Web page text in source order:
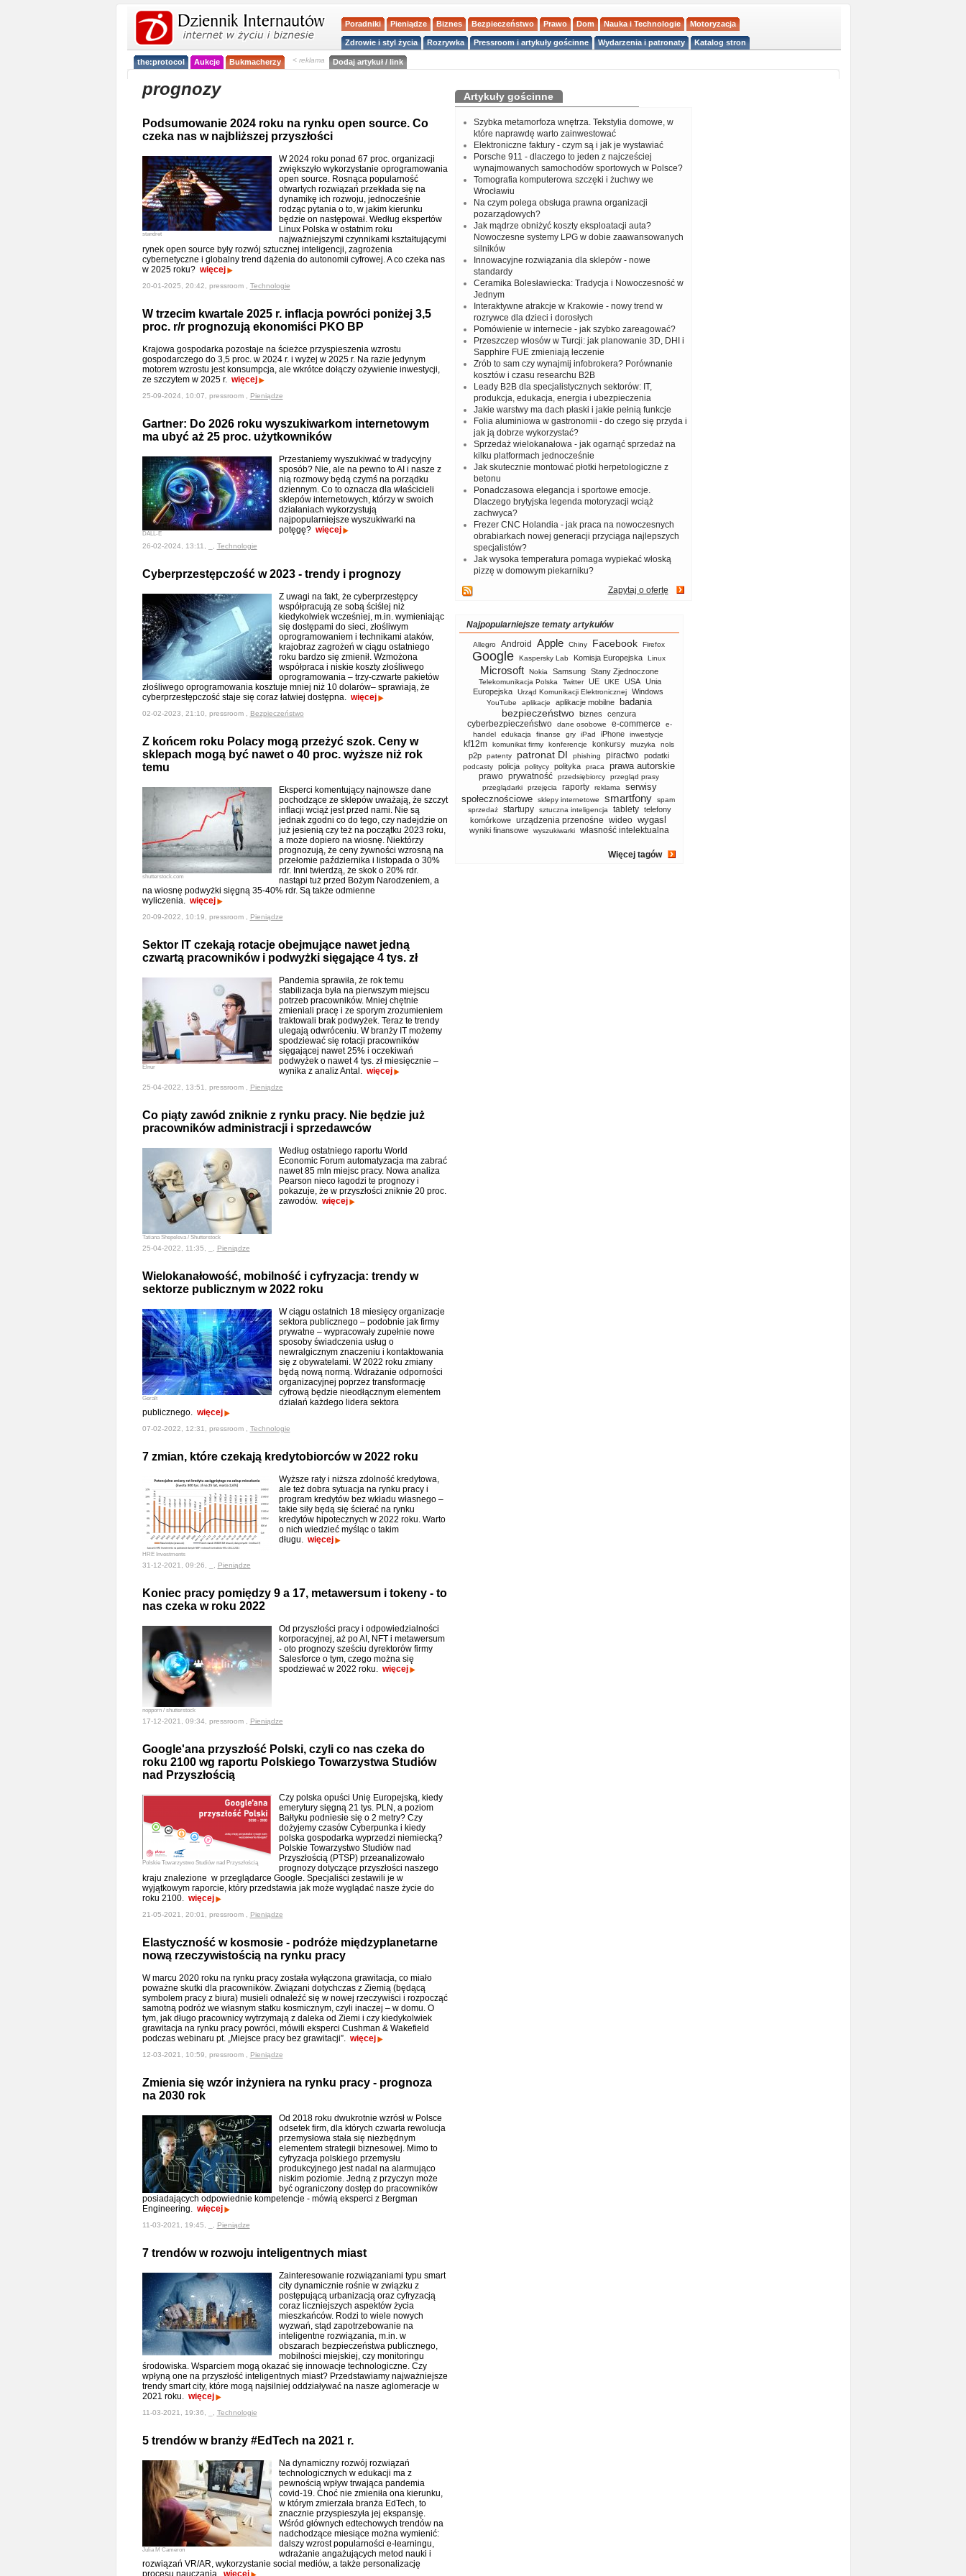
Poradniki Pieniądze Biznes Bezpieczeństwo Prawo Dom Nauka i Technologie Motoryzacja
Zdrowie i styl życia Rozrywka Pressroom i artykuły gościnne Wydarzenia i patronaty Katalog stron
the:protocol Aukcje Bukmacherzy < reklama Dodaj artykuł / link
prognozy
Podsumowanie 2024 roku na rynku open source. Co
czeka nas w najbliższej przyszłości
standret
W 2024 roku ponad 67 proc. organizacji
zwiększyło wykorzystanie oprogramowania
open source. Rosnąca popularność
otwartych rozwiązań przekłada się na
dynamikę ich rozwoju, jednocześnie
rodząc pytania o to, w jakim kierunku
będzie on następował. Według ekspertów
Linux Polska w ostatnim roku
najważniejszymi czynnikami kształtującymi
rynek open source były rozwój sztucznej inteligencji, zagrożenia
cybernetyczne i globalny trend dążenia do autonomii cyfrowej. A co czeka nas
w 2025 roku? więcej
20-01-2025, 20:42, pressroom , Technologie
W trzecim kwartale 2025 r. inflacja powróci poniżej 3,5
proc. r/r prognozują ekonomiści PKO BP
Krajowa gospodarka pozostaje na ścieżce przyspieszenia wzrostu
gospodarczego do 3,5 proc. w 2024 r. i wyżej w 2025 r. Na razie jedynym
motorem wzrostu jest konsumpcja, ale wkrótce dołączy ożywienie inwestycji,
ze szczytem w 2025 r. więcej
25-09-2024, 10:07, pressroom , Pieniądze
Gartner: Do 2026 roku wyszukiwarkom internetowym
ma ubyć aż 25 proc. użytkowników
DALL-E
Przestaniemy wyszukiwać w tradycyjny
sposób? Nie, ale na pewno to AI i nasze z
nią rozmowy będą czymś na porządku
dziennym. Co to oznacza dla właścicieli
sklepów internetowych, którzy w swoich
działaniach wykorzystują
najpopularniejsze wyszukiwarki na
potęgę? więcej
26-02-2024, 13:11, _, Technologie
Cyberprzestępczość w 2023 - trendy i prognozy
Z uwagi na fakt, że cyberprzestępcy
współpracują ze sobą ściślej niż
kiedykolwiek wcześniej, m.in. wymieniając
się dostępami do sieci, złośliwym
oprogramowaniem i technikami ataków,
krajobraz zagrożeń w ciągu ostatniego
roku bardzo się zmienił. Wzmożona
współpraca i niskie koszty złośliwego
oprogramowania – trzy-czwarte pakietów
złośliwego oprogramowania kosztuje mniej niż 10 dolarów– sprawiają, że
cyberprzestępczość staje się coraz łatwiej dostępna. więcej
02-02-2023, 21:10, pressroom , Bezpieczeństwo
Z końcem roku Polacy mogą przeżyć szok. Ceny w
sklepach mogą być nawet o 40 proc. wyższe niż rok
temu
shutterstock.com
Eksperci komentujący najnowsze dane
pochodzące ze sklepów uważają, że szczyt
inflacji wciąż jest przed nami. Nie są
jednak zgodni co do tego, czy nadejdzie on
już jesienią czy też na początku 2023 roku,
a może dopiero na wiosnę. Niektórzy
prognozują, że ceny żywności wzrosną na
przełomie października i listopada o 30%
rdr. Inni twierdzą, że skok o 20% rdr.
nastąpi tuż przed Bożym Narodzeniem, a
na wiosnę podwyżki sięgną 35-40% rdr. Są także odmienne
wyliczenia. więcej
20-09-2022, 10:19, pressroom , Pieniądze
Sektor IT czekają rotacje obejmujące nawet jedną
czwartą pracowników i podwyżki sięgające 4 tys. zł
Elnur
Pandemia sprawiła, że rok temu
stabilizacja była na pierwszym miejscu
potrzeb pracowników. Mniej chętnie
zmieniali pracę i ze sporym zrozumieniem
traktowali brak podwyżek. Teraz te trendy
ulegają odwróceniu. W branży IT możemy
spodziewać się rotacji pracowników
sięgającej nawet 25% i oczekiwań
podwyżek o nawet 4 tys. zł miesięcznie –
wynika z analiz Antal. więcej
25-04-2022, 13:51, pressroom , Pieniądze
Co piąty zawód zniknie z rynku pracy. Nie będzie już
pracowników administracji i sprzedawców
Tatiana Shepeleva / Shutterstock
Według ostatniego raportu World
Economic Forum automatyzacja ma zabrać
nawet 85 mln miejsc pracy. Nowa analiza
Pearson nieco łagodzi te prognozy i
pokazuje, że w przyszłości zniknie 20 proc.
zawodów. więcej
25-04-2022, 11:35, _, Pieniądze
Wielokanałowość, mobilność i cyfryzacja: trendy w
sektorze publicznym w 2022 roku
Geralt
W ciągu ostatnich 18 miesięcy organizacje
sektora publicznego – podobnie jak firmy
prywatne – wypracowały zupełnie nowe
sposoby świadczenia usług o
newralgicznym znaczeniu i kontaktowania
się z obywatelami. W 2022 roku zmiany
będą nową normą. Wdrażanie odporności
organizacyjnej poprzez transformację
cyfrową będzie nieodłącznym elementem
działań każdego lidera sektora
publicznego. więcej
07-02-2022, 12:31, pressroom , Technologie
7 zmian, które czekają kredytobiorców w 2022 roku
HRE Investments
Wyższe raty i niższa zdolność kredytowa,
ale też dobra sytuacja na rynku pracy i
program kredytów bez wkładu własnego –
takie siły będą się ścierać na rynku
kredytów hipotecznych w 2022 roku. Warto
o nich wiedzieć myśląc o takim
długu. więcej
31-12-2021, 09:26, _, Pieniądze
Koniec pracy pomiędzy 9 a 17, metawersum i tokeny - to
nas czeka w roku 2022
nopporn / shutterstock
Od przyszłości pracy i odpowiedzialności
korporacyjnej, aż po AI, NFT i metawersum
- oto prognozy sześciu dyrektorów firmy
Salesforce o tym, czego można się
spodziewać w 2022 roku. więcej
17-12-2021, 09:34, pressroom , Pieniądze
Google'ana przyszłość Polski, czyli co nas czeka do
roku 2100 wg raportu Polskiego Towarzystwa Studiów
nad Przyszłością
Polskie Towarzystwo Studiów nad Przyszłością
Czy polska opuści Unię Europejską, kiedy
emerytury sięgną 21 tys. PLN, a poziom
Bałtyku podniesie się o 2 metry? Czy
dożyjemy czasów Cyberpunka i kiedy
polska gospodarka wyprzedzi niemiecką?
Polskie Towarzystwo Studiów nad
Przyszłością (PTSP) przeanalizowało
prognozy dotyczące przyszłości naszego
kraju znalezione w przeglądarce Google. Specjaliści zestawili je w
wyjątkowym raporcie, który przedstawia jak może wyglądać nasze życie do
roku 2100. więcej
21-05-2021, 20:01, pressroom , Pieniądze
Elastyczność w kosmosie - podróże międzyplanetarne
nową rzeczywistością na rynku pracy
W marcu 2020 roku na rynku pracy została wyłączona grawitacja, co miało
poważne skutki dla pracowników. Związani dotychczas z Ziemią (będącą
symbolem pracy z biura) musieli odnaleźć się w nowej rzeczywiści i rozpocząć
samotną podróż we własnym statku kosmicznym, czyli inaczej – w domu. O
tym, jak długo pracownicy wytrzymają z daleka od Ziemi i czy kiedykolwiek
grawitacja na rynku pracy powróci, mówili eksperci Cushman & Wakefield
podczas webinaru pt. „Miejsce pracy bez grawitacji”. więcej
12-03-2021, 10:59, pressroom , Pieniądze
Zmienia się wzór inżyniera na rynku pracy - prognoza
na 2030 rok
Od 2018 roku dwukrotnie wzrósł w Polsce
odsetek firm, dla których czwarta rewolucja
przemysłowa stała się niezbędnym
elementem strategii biznesowej. Mimo to
cyfryzacja polskiego przemysłu
produkcyjnego jest nadal na alarmująco
niskim poziomie. Jedną z przyczyn może
być ograniczony dostęp do pracowników
posiadających odpowiednie kompetencje - mówią eksperci z Bergman
Engineering. więcej
11-03-2021, 19:45, _, Pieniądze
7 trendów w rozwoju inteligentnych miast
Zainteresowanie rozwiązaniami typu smart
city dynamicznie rośnie w związku z
postępującą urbanizacją oraz cyfryzacją
coraz liczniejszych aspektów życia
mieszkańców. Rodzi to wiele nowych
wyzwań, stąd zapotrzebowanie na
inteligentne rozwiązania, m.in. w
obszarach bezpieczeństwa publicznego,
mobilności miejskiej, czy monitoringu
środowiska. Wsparciem mogą okazać się innowacje technologiczne. Czy
wpłyną one na przyszłość inteligentnych miast? Przedstawiamy najważniejsze
trendy smart city, które mogą najsilniej oddziaływać na nasze aglomeracje w
2021 roku. więcej
11-03-2021, 19:36, _, Technologie
5 trendów w branży #EdTech na 2021 r.
Julia M Cameron
Na dynamiczny rozwój rozwiązań
technologicznych w edukacji ma z
pewnością wpływ trwająca pandemia
covid-19. Choć nie zmieniła ona kierunku,
w którym zmierzała branża EdTech, to
znacznie przyspieszyła jej ekspansję.
Wśród głównych edtechowych trendów na
nadchodzące miesiące można wymienić:
dalszy wzrost popularności e-learningu,
wdrażanie angażujących metod nauki i
rozwiązań VR/AR, wykorzystanie social mediów, a także personalizację
procesu nauczania. więcej
Artykuły gościnne
Szybka metamorfoza wnętrza. Tekstylia domowe, w
które naprawdę warto zainwestować
Elektroniczne faktury - czym są i jak je wystawiać
Porsche 911 - dlaczego to jeden z najcześciej
wynajmowanych samochodów sportowych w Polsce?
Tomografia komputerowa szczęki i żuchwy we
Wrocławiu
Na czym polega obsługa prawna organizacji
pozarządowych?
Jak mądrze obniżyć koszty eksploatacji auta?
Nowoczesne systemy LPG w dobie zaawansowanych
silników
Innowacyjne rozwiązania dla sklepów - nowe
standardy
Ceramika Bolesławiecka: Tradycja i Nowoczesność w
Jednym
Interaktywne atrakcje w Krakowie - nowy trend w
rozrywce dla dzieci i dorosłych
Pomówienie w internecie - jak szybko zareagować?
Przeszczep włosów w Turcji: jak planowanie 3D, DHI i
Sapphire FUE zmieniają leczenie
Zrób to sam czy wynajmij infobrokera? Porównanie
kosztów i czasu researchu B2B
Leady B2B dla specjalistycznych sektorów: IT,
produkcja, edukacja, energia i ubezpieczenia
Jakie warstwy ma dach płaski i jakie pełnią funkcje
Folia aluminiowa w gastronomii - do czego się przyda i
jak ją dobrze wykorzystać?
Sprzedaż wielokanałowa - jak ogarnąć sprzedaż na
kilku platformach jednocześnie
Jak skutecznie montować płotki herpetologiczne z
betonu
Ponadczasowa elegancja i sportowe emocje.
Dlaczego brytyjska legenda motoryzacji wciąż
zachwyca?
Frezer CNC Holandia - jak praca na nowoczesnych
obrabiarkach nowej generacji przyciąga najlepszych
specjalistów?
Jak wysoka temperatura pomaga wypiekać włoską
pizzę w domowym piekarniku?
Zapytaj o ofertę
Najpopularniejsze tematy artykułów
Allegro Android Apple Chiny Facebook Firefox
Google Kaspersky Lab Komisja Europejska Linux
Microsoft Nokia Samsung Stany Zjednoczone
Telekomunikacja Polska Twitter UE UKE USA
Unia
Europejska
Urząd Komunikacji Elektronicznej Windows
YouTube aplikacje aplikacje mobilne badania
bezpieczeństwo biznes cenzura
cyberbezpieczeństwo dane osobowe e-commerce
e-
handel
edukacja finanse gry iPad iPhone inwestycje
kf12m komunikat firmy konferencje konkursy muzyka nols
p2p patenty patronat DI phishing piractwo podatki
podcasty policja politycy polityka praca prawa autorskie
prawo prywatność przedsiębiorcy
przegląd prasy
przeglądarki
przejęcia raporty reklama
serwisy
społecznościowe
sklepy internetowe smartfony
spam
sprzedaż
startupy sztuczna inteligencja tablety telefony
komórkowe urządzenia przenośne wideo wygasl
wyniki finansowe wyszukiwarki własność intelektualna
Więcej tagów